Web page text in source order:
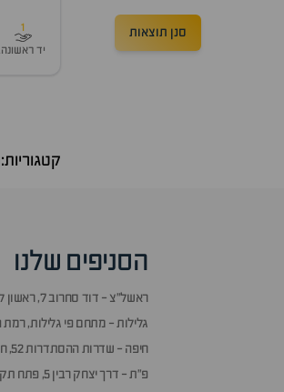
סנן תוצאות 1
יד ראשונה
קטגוריות:
הסניפים שלנו
ראשל״צ - דוד סחרוב 7, ראשון לציון
גלילות - מתחם פי גלילות, רמת
חיפה - שדרות ההסתדרות 52, חיפה
פ״ת - דרך יצחק רבין 5, פתח תקווה